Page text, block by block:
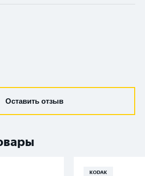
Оставить отзыв
KODAK